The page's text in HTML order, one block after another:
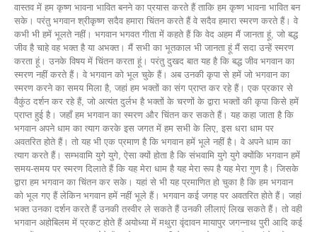
वास्तव में हम कृष्ण भावना भावित बनने का प्रयास करते हैं ताकि हम कृष्ण भावना भावित बन
सके। परंतु भगवान श्रीकृष्ण सदैव हमारा चिंतन करते हैं वे सदैव हमारा स्मरण करते हैं। वे
कभी भी हमें भूलते नहीं। भगवान भगवत गीता में कहते हैं कि वेद अहम मैं जानता हूं, जो बद्ध
जीव है चाहे वह भक्त है या अभक्त। मैं सभी का भूतकाल भी जानता हूं मैं सदा उन्हें स्मरण
करता हूं। उनके विषय में चिंतन करता हूं। परंतु दुखद बात यह है कि बद्ध जीव भगवान का
स्मरण नहीं करते हैं। वे भगवान को भूल चुके हैं। अब उनकी कृपा से हमें जो भगवान का
स्मरण करने का समय मिला है, जहां हम भक्तों का संग प्राप्त कर रहे हैं। एक प्रकार से
वैकुंठ दर्शन कर रहे हैं, जो अत्यंत दुर्लभ है भक्तों के चरणों के द्वारा भक्तों की कृपा किसे हमें
प्राप्त हुई है। जहाँ हम भगवान का स्मरण और चिंतन कर सकते हैं। यह कहा जाता है कि
भगवान अपने धाम का त्याग करके इस जगत में हम सभी के लिए, इस धरा धाम पर
अवतरित होते हैं। तो यह भी एक प्रमाण है कि भगवान हमें भूले नहीं है। वे अपने धाम का
त्याग करते हैं। सम्भवामि युगे युगे, ऐसा क्यों होता है कि संभवामि युगे युगे क्योंकि भगवान हमें
समय-समय पर स्मरण दिलाते हैं कि यह मेरा धाम है यह मेरा रूप है यह मेरा गुण है। जिसके
द्वारा हम भगवान का चिंतन कर सके। यहां से भी यह प्रमाणित हो चुका है कि हम भगवान
को भूल गए हैं लेकिन भगवान हमें नहीं भूले हैं। भगवान कई जगह पर अवतरित होते हैं। जहां
भक्त उनका दर्शन करते हैं उनकी तस्वीर ले सकते हैं उनकी लीलाएं लिख सकते हैं। तो वही
भगवान अहोबिलम में प्रकट होते हैं अयोध्या में मथुरा वृंदावन मायापुर जगन्नाथ पुरी आदि कई